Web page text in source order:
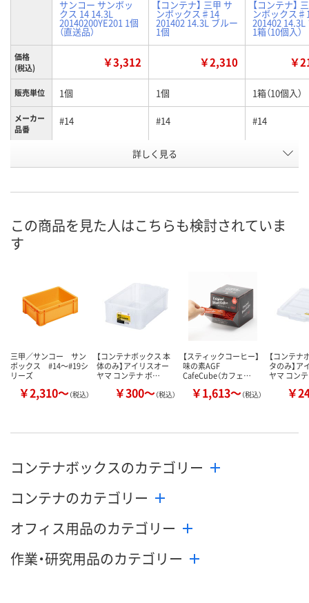
サンコー サンボッ
クス 14 14.3L
20140200YE201 1個
（直送品）
【コンテナ】 三甲 サ
ンボックス♯14
201402 14.3L ブルー
1個
【コンテナ】
ンボックス
201402 14.3L
1箱（10個入）
価格
(税込)
￥3,312 ￥2,310 ￥
販売単位 1個 1個 1箱（10個入）
メーカー
品番
#14 #14 #14
ブルー
号
数量
カゴへ
詳しく見る
この商品を見た人はこちらも検討されていま
す
三甲／サンコー サン
ボックス #14～#19シ
リーズ
￥2,310～（税込）
【コンテナボックス 本
体のみ】アイリスオー
ヤマ コンテナ ボ…
￥300～（税込）
【スティックコーヒー】
味の素AGF
CafeCube（カフェ…
￥1,613～（税込）
【コンテナ
タのみ】ア
ヤマ コン
￥
コンテナボックスのカテゴリー
コンテナのカテゴリー
オフィス用品のカテゴリー
作業・研究用品のカテゴリー